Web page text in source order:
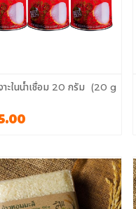
าะในน้ำเชื่อม 20 กรัม (20 g